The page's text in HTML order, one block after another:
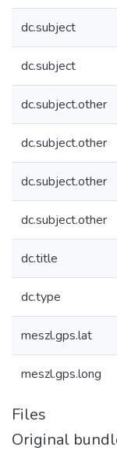
dc.subject
dc.subject
dc.subject.other
dc.subject.other
dc.subject.other
dc.subject.other
dc.title
dc.type
meszl.gps.lat
meszl.gps.long
Files
Original